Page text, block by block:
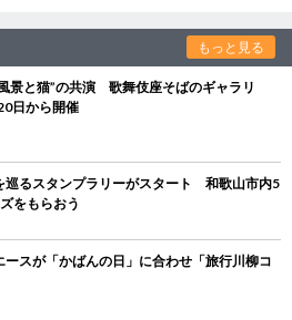
もっと見る
景と猫”の共演 歌舞伎座そばのギャラリ
日から開催
巡るスタンプラリーがスタート 和歌山市内5
をもらおう
スが「かばんの日」に合わせ「旅行川柳コ